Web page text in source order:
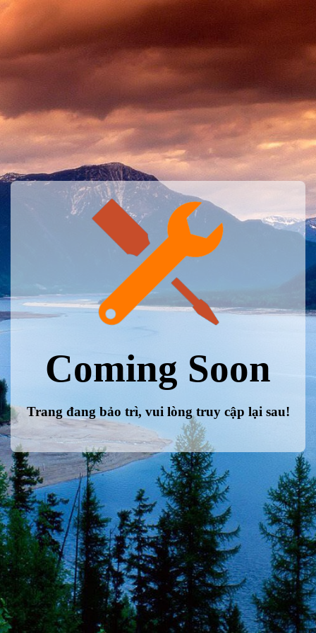
Coming Soon
Trang đang bảo trì, vui lòng truy cập lại sau!